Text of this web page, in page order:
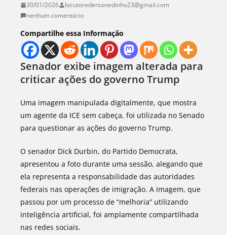
30/01/2026
locutoredersonedinho23@gmail.com
nenhum comentário
Compartilhe essa Informação
Senador exibe imagem alterada para
criticar ações do governo Trump
Uma imagem manipulada digitalmente, que mostra
um agente da ICE sem cabeça, foi utilizada no Senado
para questionar as ações do governo Trump.
O senador Dick Durbin, do Partido Democrata,
apresentou a foto durante uma sessão, alegando que
ela representa a responsabilidade das autoridades
federais nas operações de imigração. A imagem, que
passou por um processo de “melhoria” utilizando
inteligência artificial, foi amplamente compartilhada
nas redes sociais.